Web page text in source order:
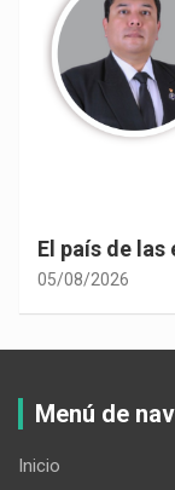
El país de
05/08/2026
Menú de
Inicio